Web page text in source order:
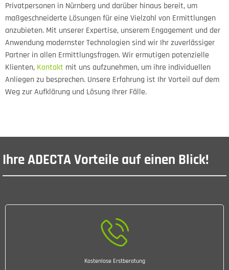
Privatpersonen in Nürnberg und darüber hinaus bereit, um
maßgeschneiderte Lösungen für eine Vielzahl von Ermittlungen
anzubieten. Mit unserer Expertise, unserem Engagement und der
Anwendung modernster Technologien sind wir Ihr zuverlässiger
Partner in allen Ermittlungsfragen. Wir ermutigen potenzielle
Klienten, Kontakt mit uns aufzunehmen, um ihre individuellen
Anliegen zu besprechen. Unsere Erfahrung ist Ihr Vorteil auf dem
Weg zur Aufklärung und Lösung Ihrer Fälle.
Ihre ADECTA Vorteile auf einen Blick!
Kostenlose Erstberatung